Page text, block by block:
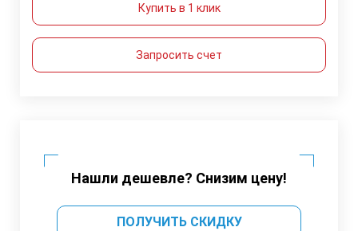
Купить в 1 клик
Запросить счет
Нашли дешевле? Снизим цену!
ПОЛУЧИТЬ СКИДКУ